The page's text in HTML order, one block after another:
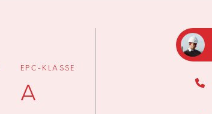
EPC-KLASSE
A